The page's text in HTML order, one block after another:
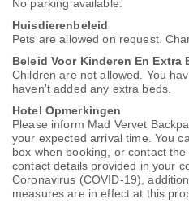
No parking available.
Huisdierenbeleid
Pets are allowed on request.
Beleid Voor Kinderen En Extra
Children are not allowed. You
haven't added any extra beds.
Hotel Opmerkingen
Please inform Mad Vervet
your expected arrival time. You
box when booking, or contact
contact details provided in your
Coronavirus (COVID-19),
measures are in effect at this